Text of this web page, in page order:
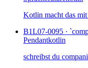
Kotlin macht das
B1L07-0095 ·
Pendantkotlin
schreibst du